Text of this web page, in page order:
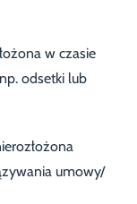
w czasie
odsetki lub
umowy/